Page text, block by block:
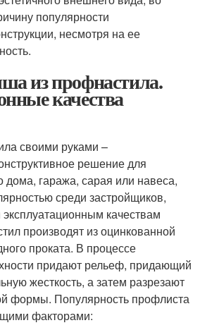
популярности
несмотря на ее
из профнастила.
качества
своими руками –
решение для
дома, гаража, сарая или навеса,
среди застройщиков,
качествам
производят из оцинкованной
проката. В процессе
придают рельеф, придающий
жесткость, а затем разрезают
формы. Популярность профлиста
факторами: